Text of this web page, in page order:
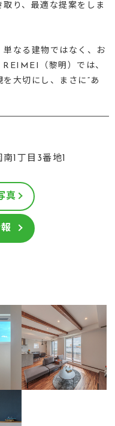
り、最適な提案をしま
単なる建物ではなく、お
（黎明）では、
大切にし、まさに“あ
1丁目3番地1
真